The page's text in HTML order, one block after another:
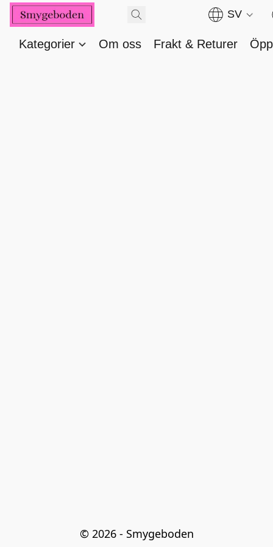
SV
Kategorier Om oss Frakt & Returer
© 2026 - Smygeboden